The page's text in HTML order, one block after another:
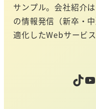
サンプル。会社紹介
の情報発信（新卒・
適化したWebサービ